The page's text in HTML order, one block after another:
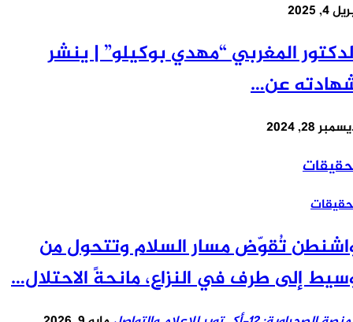
2025
المغربي “مهدي بوكيلو” | ينشر
عن…
28, 2024
تُقوّض مسار السلام وتتحول من
إلى طرف في النزاع، مانحةً الاحتلال…